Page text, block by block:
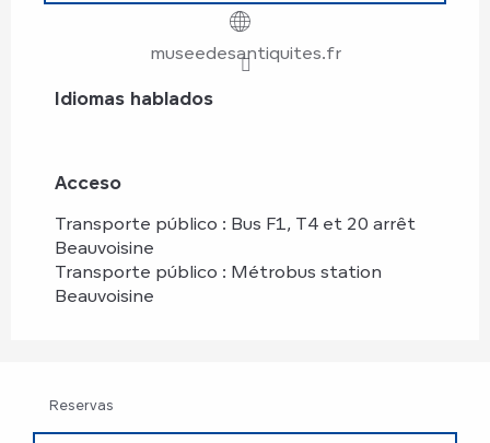
museedesantiquites.fr
Idiomas hablados
Idiomas hablados
Acceso
Acceso
Transporte público : Bus F1, T4 et 20 arrêt
Beauvoisine
Transporte público : Métrobus station
Beauvoisine
Reservas